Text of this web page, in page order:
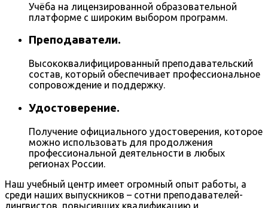
Учёба на лицензированной образовательной
платформе с широким выбором программ.
Преподаватели.
Высококвалифицированный преподавательский
состав, который обеспечивает профессиональное
сопровождение и поддержку.
Удостоверение.
Получение официального удостоверения, которое
можно использовать для продолжения
профессиональной деятельности в любых
регионах России.
Наш учебный центр имеет огромный опыт работы, а
среди наших выпускников – сотни преподавателей-
лингвистов, повысивших квалификацию и